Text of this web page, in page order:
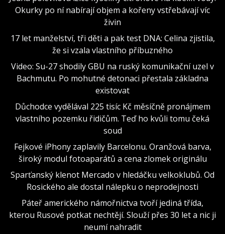
Okurky po ní nabírají objem a kořeny vstřebávají víc
živin
17 let manželství, tři děti a pak test DNA: Celina zjistila,
že si vzala vlastního příbuzného
Video: Su-27 shodily GBU na ruský komunikační uzel v
Bachmutu. Po mohutné detonaci přestala základna
existovat
Důchodce vydělával 225 tisíc Kč měsíčně pronájmem
vlastního pozemku řidičům. Teď ho kvůli tomu čeká
soud
Fejkové iPhony zaplavily Barcelonu. Oranžová barva,
široký modul fotoaparátů a cena zlomek originálu
Sparťanský klenot Mercado v hledáčku velkoklubů. Od
Rosického ale dostal nálepku o neprodejnosti
Páteř amerického námořnictva tvoří jediná třída,
kterou Rusové potkat nechtějí. Slouží přes 30 let a nic ji
neumí nahradit